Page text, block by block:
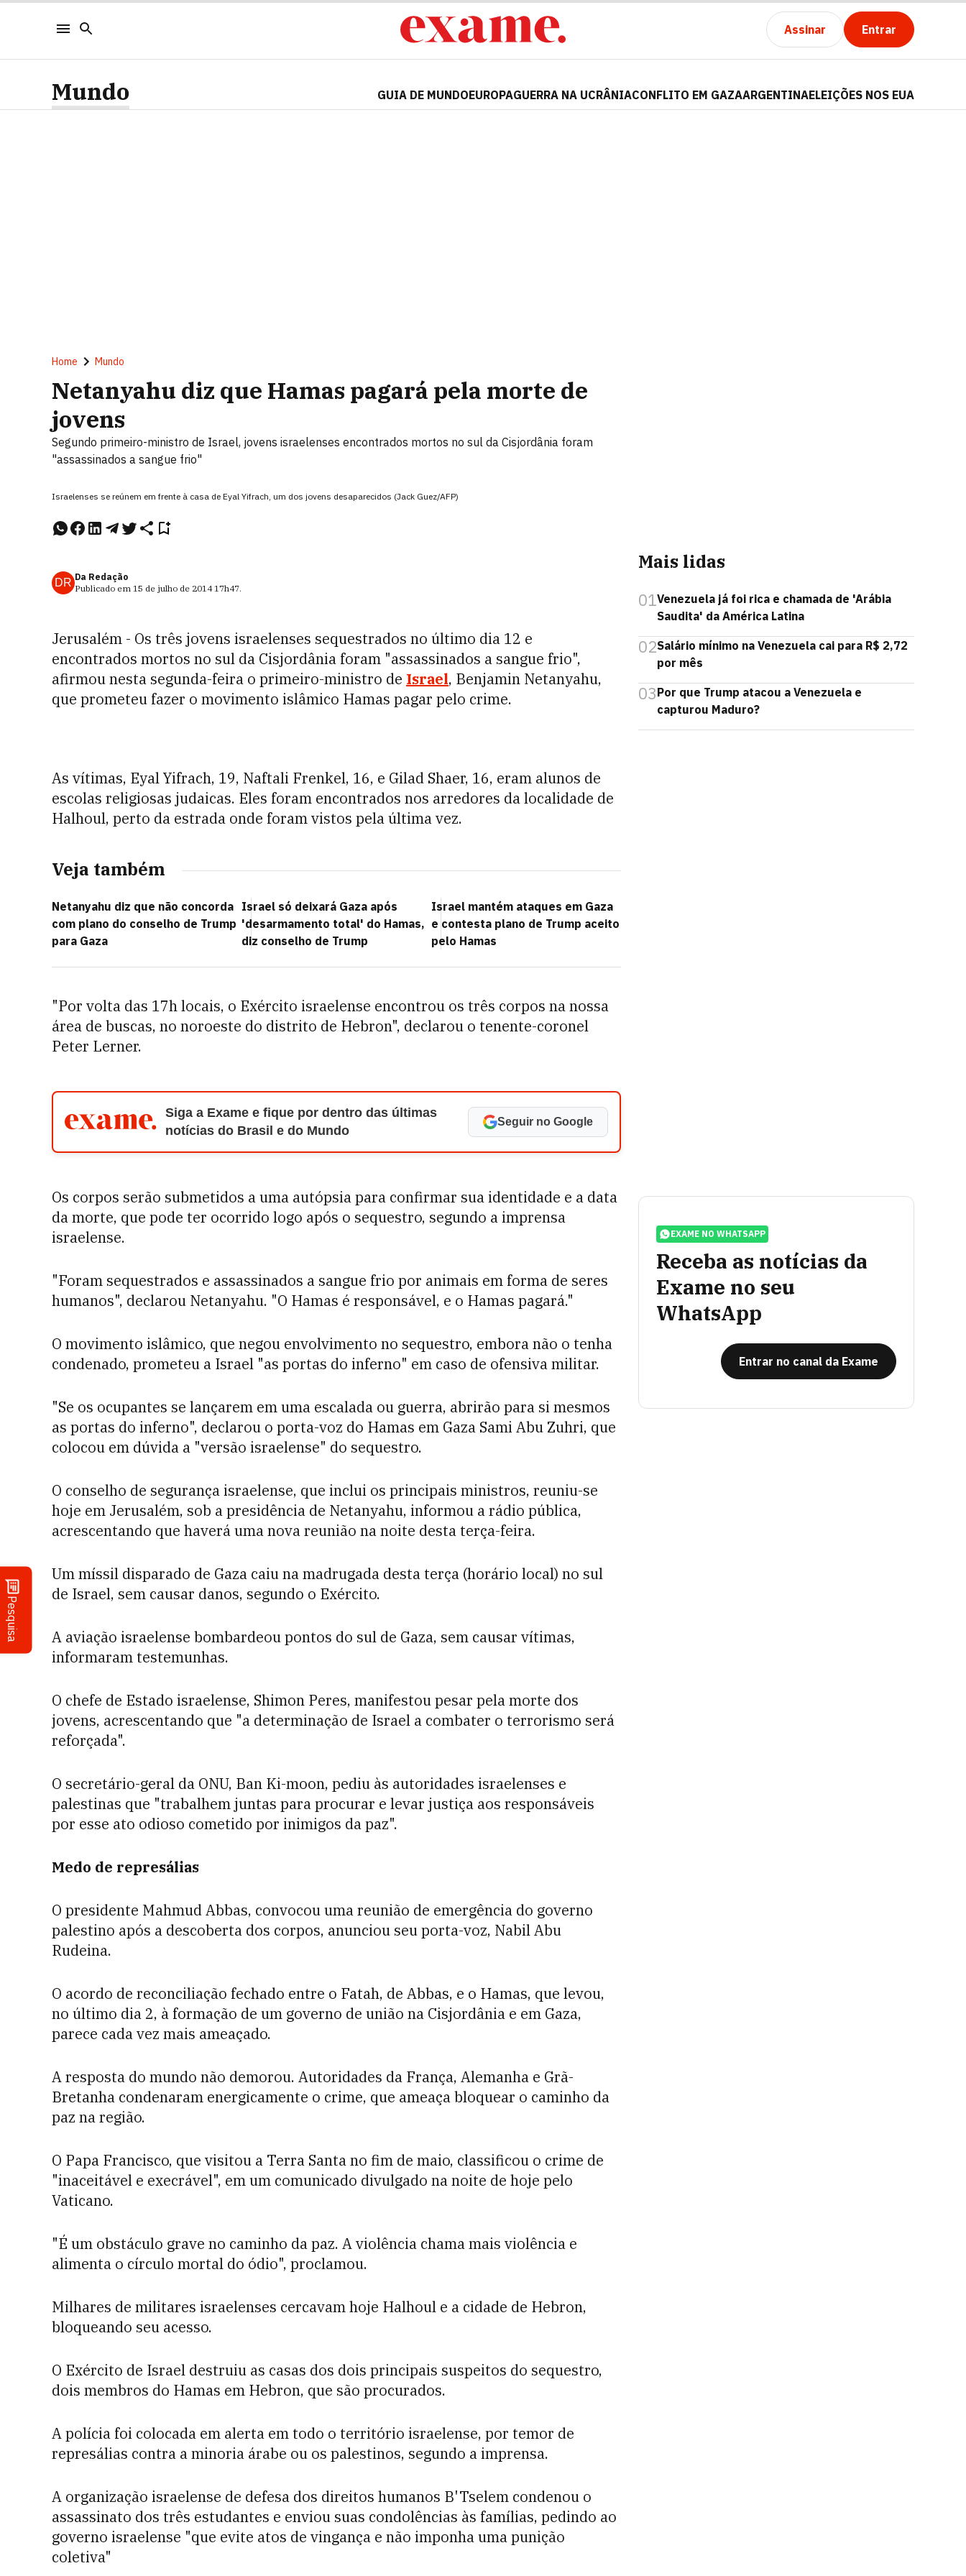
Assinar Entrar
Pesquisa
Mundo GUIA DE MUNDOEUROPAGUERRA NA UCRÂNIACONFLITO EM GAZAARGENTINAELEIÇÕES NOS EUA
Home Mundo
Netanyahu diz que Hamas pagará pela morte de
jovens
Segundo primeiro-ministro de Israel, jovens israelenses encontrados mortos no sul da Cisjordânia foram
"assassinados a sangue frio"
Israelenses se reúnem em frente à casa de Eyal Yifrach, um dos jovens desaparecidos (Jack Guez/AFP)
DR Da Redação
Publicado em 15 de julho de 2014 17h47.
Jerusalém - Os três jovens israelenses sequestrados no último dia 12 e
encontrados mortos no sul da Cisjordânia foram "assassinados a sangue frio",
afirmou nesta segunda-feira o primeiro-ministro de Israel, Benjamin Netanyahu,
que prometeu fazer o movimento islâmico Hamas pagar pelo crime.
As vítimas, Eyal Yifrach, 19, Naftali Frenkel, 16, e Gilad Shaer, 16, eram alunos de
escolas religiosas judaicas. Eles foram encontrados nos arredores da localidade de
Halhoul, perto da estrada onde foram vistos pela última vez.
Veja também
Netanyahu diz que não concorda
com plano do conselho de Trump
para Gaza
Israel só deixará Gaza após
'desarmamento total' do Hamas,
diz conselho de Trump
Israel mantém ataques em Gaza
e contesta plano de Trump aceito
pelo Hamas
"Por volta das 17h locais, o Exército israelense encontrou os três corpos na nossa
área de buscas, no noroeste do distrito de Hebron", declarou o tenente-coronel
Peter Lerner.
Siga a Exame e fique por dentro das últimas
notícias do Brasil e do Mundo
Seguir no Google
Os corpos serão submetidos a uma autópsia para confirmar sua identidade e a data
da morte, que pode ter ocorrido logo após o sequestro, segundo a imprensa
israelense.
"Foram sequestrados e assassinados a sangue frio por animais em forma de seres
humanos", declarou Netanyahu. "O Hamas é responsável, e o Hamas pagará."
O movimento islâmico, que negou envolvimento no sequestro, embora não o tenha
condenado, prometeu a Israel "as portas do inferno" em caso de ofensiva militar.
"Se os ocupantes se lançarem em uma escalada ou guerra, abrirão para si mesmos
as portas do inferno", declarou o porta-voz do Hamas em Gaza Sami Abu Zuhri, que
colocou em dúvida a "versão israelense" do sequestro.
O conselho de segurança israelense, que inclui os principais ministros, reuniu-se
hoje em Jerusalém, sob a presidência de Netanyahu, informou a rádio pública,
acrescentando que haverá uma nova reunião na noite desta terça-feira.
Um míssil disparado de Gaza caiu na madrugada desta terça (horário local) no sul
de Israel, sem causar danos, segundo o Exército.
A aviação israelense bombardeou pontos do sul de Gaza, sem causar vítimas,
informaram testemunhas.
O chefe de Estado israelense, Shimon Peres, manifestou pesar pela morte dos
jovens, acrescentando que "a determinação de Israel a combater o terrorismo será
reforçada".
O secretário-geral da ONU, Ban Ki-moon, pediu às autoridades israelenses e
palestinas que "trabalhem juntas para procurar e levar justiça aos responsáveis
por esse ato odioso cometido por inimigos da paz".
Medo de represálias
O presidente Mahmud Abbas, convocou uma reunião de emergência do governo
palestino após a descoberta dos corpos, anunciou seu porta-voz, Nabil Abu
Rudeina.
O acordo de reconciliação fechado entre o Fatah, de Abbas, e o Hamas, que levou,
no último dia 2, à formação de um governo de união na Cisjordânia e em Gaza,
parece cada vez mais ameaçado.
A resposta do mundo não demorou. Autoridades da França, Alemanha e Grã-
Bretanha condenaram energicamente o crime, que ameaça bloquear o caminho da
paz na região.
O Papa Francisco, que visitou a Terra Santa no fim de maio, classificou o crime de
"inaceitável e execrável", em um comunicado divulgado na noite de hoje pelo
Vaticano.
"É um obstáculo grave no caminho da paz. A violência chama mais violência e
alimenta o círculo mortal do ódio", proclamou.
Milhares de militares israelenses cercavam hoje Halhoul e a cidade de Hebron,
bloqueando seu acesso.
O Exército de Israel destruiu as casas dos dois principais suspeitos do sequestro,
dois membros do Hamas em Hebron, que são procurados.
A polícia foi colocada em alerta em todo o território israelense, por temor de
represálias contra a minoria árabe ou os palestinos, segundo a imprensa.
A organização israelense de defesa dos direitos humanos B'Tselem condenou o
assassinato dos três estudantes e enviou suas condolências às famílias, pedindo ao
governo israelense "que evite atos de vingança e não imponha uma punição
coletiva"
Mais lidas
01Venezuela já foi rica e chamada de 'Arábia
Saudita' da América Latina
02Salário mínimo na Venezuela cai para R$ 2,72
por mês
03Por que Trump atacou a Venezuela e
capturou Maduro?
EXAME NO WHATSAPP
Receba as notícias da
Exame no seu
WhatsApp
Entrar no canal da Exame